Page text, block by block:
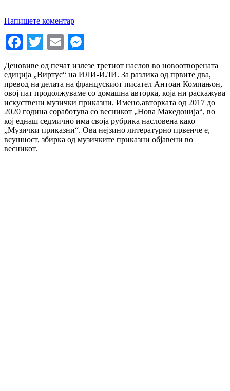
Напишете коментар
Facebook
TwitterEmail
Деновиве од печат излезе третиот наслов во новоотворената
едиција „Виртус“ на ИЛИ-ИЛИ. За разлика од првите два,
превод на делата на францускиот писател Антоан Компањон,
овој пат продолжуваме со домашна авторка, која ни раскажува
искуствени музички приказни. Имено,авторката од 2017 до
2020 година соработува со весникот „Нова Македонија“, во
кој еднаш седмично има своја рубрика насловена како
„Музички приказни“. Ова нејзино литературно првенче е,
всушност, збирка од музичките приказни објавени во
весникот.